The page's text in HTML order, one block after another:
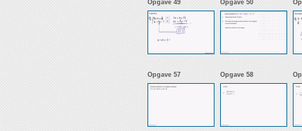
Opgave 49 Opgave 50
Opgave 57 Opgave 58